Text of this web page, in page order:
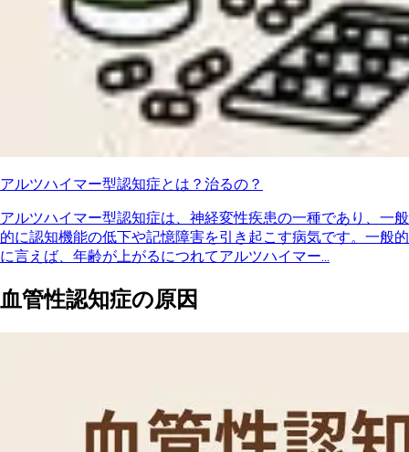
アルツハイマー型認知症とは？治るの？
アルツハイマー型認知症は、神経変性疾患の一種であり、一般
的に認知機能の低下や記憶障害を引き起こす病気です。一般的
に言えば、年齢が上がるにつれてアルツハイマー...
血管性認知症の原因